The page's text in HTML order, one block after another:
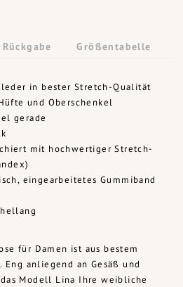
Größentabelle
in bester Stretch-Qualität
und Oberschenkel
gerade
mit hochwertiger Stretch-
eingearbeitetes Gummiband
für Damen ist aus bestem
anliegend an Gesäß und
Modell Lina Ihre weibliche